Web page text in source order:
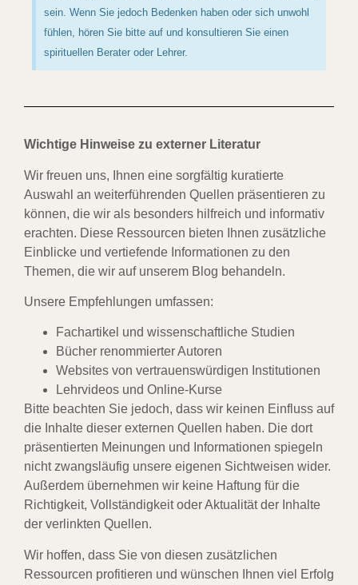
sein. Wenn Sie jedoch Bedenken haben oder sich unwohl
fühlen, hören Sie bitte auf und konsultieren Sie einen
spirituellen Berater oder Lehrer.
Wichtige Hinweise zu externer Literatur
Wir freuen uns, Ihnen eine sorgfältig kuratierte
Auswahl an weiterführenden Quellen präsentieren zu
können, die wir als besonders hilfreich und informativ
erachten. Diese Ressourcen bieten Ihnen zusätzliche
Einblicke und vertiefende Informationen zu den
Themen, die wir auf unserem Blog behandeln.
Unsere Empfehlungen umfassen:
Fachartikel und wissenschaftliche Studien
Bücher renommierter Autoren
Websites von vertrauenswürdigen Institutionen
Lehrvideos und Online-Kurse
Bitte beachten Sie jedoch, dass wir keinen Einfluss auf
die Inhalte dieser externen Quellen haben. Die dort
präsentierten Meinungen und Informationen spiegeln
nicht zwangsläufig unsere eigenen Sichtweisen wider.
Außerdem übernehmen wir keine Haftung für die
Richtigkeit, Vollständigkeit oder Aktualität der Inhalte
der verlinkten Quellen.
Wir hoffen, dass Sie von diesen zusätzlichen
Ressourcen profitieren und wünschen Ihnen viel Erfolg